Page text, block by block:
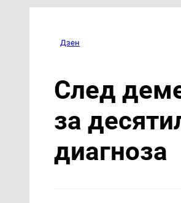
Дзен
След
за
диагноза